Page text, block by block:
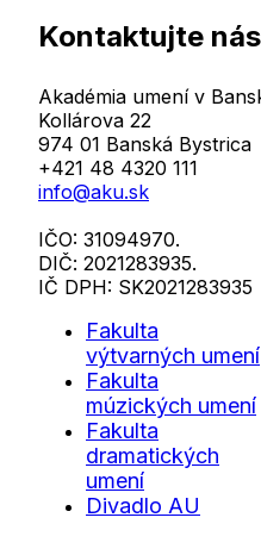
Kontaktujte nás
Akadémia umení v
Kollárova 22
974 01 Banská Bystrica
+421 48 4320 111
info@aku.sk
IČO: 31094970.
DIČ: 2021283935.
IČ DPH: SK2021283935
Fakulta
výtvarných umení
Fakulta
múzických umení
Fakulta
dramatických
umení
Divadlo AU